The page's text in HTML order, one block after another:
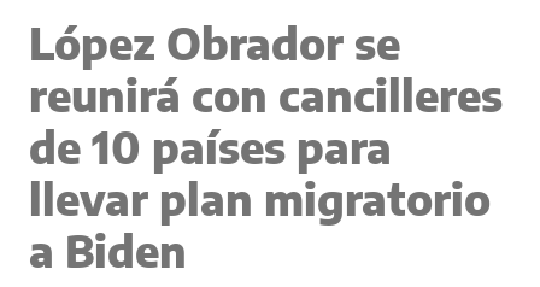
López Obrador se
reunirá con cancilleres
de 10 países para
llevar plan migratorio
a Biden